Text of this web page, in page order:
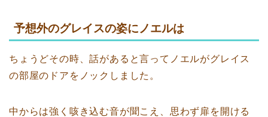
予想外のグレイスの姿にノエルは
ちょうどその時、話があると言ってノエルがグレイス
の部屋のドアをノックしました。
中からは強く咳き込む音が聞こえ、思わず扉を開ける